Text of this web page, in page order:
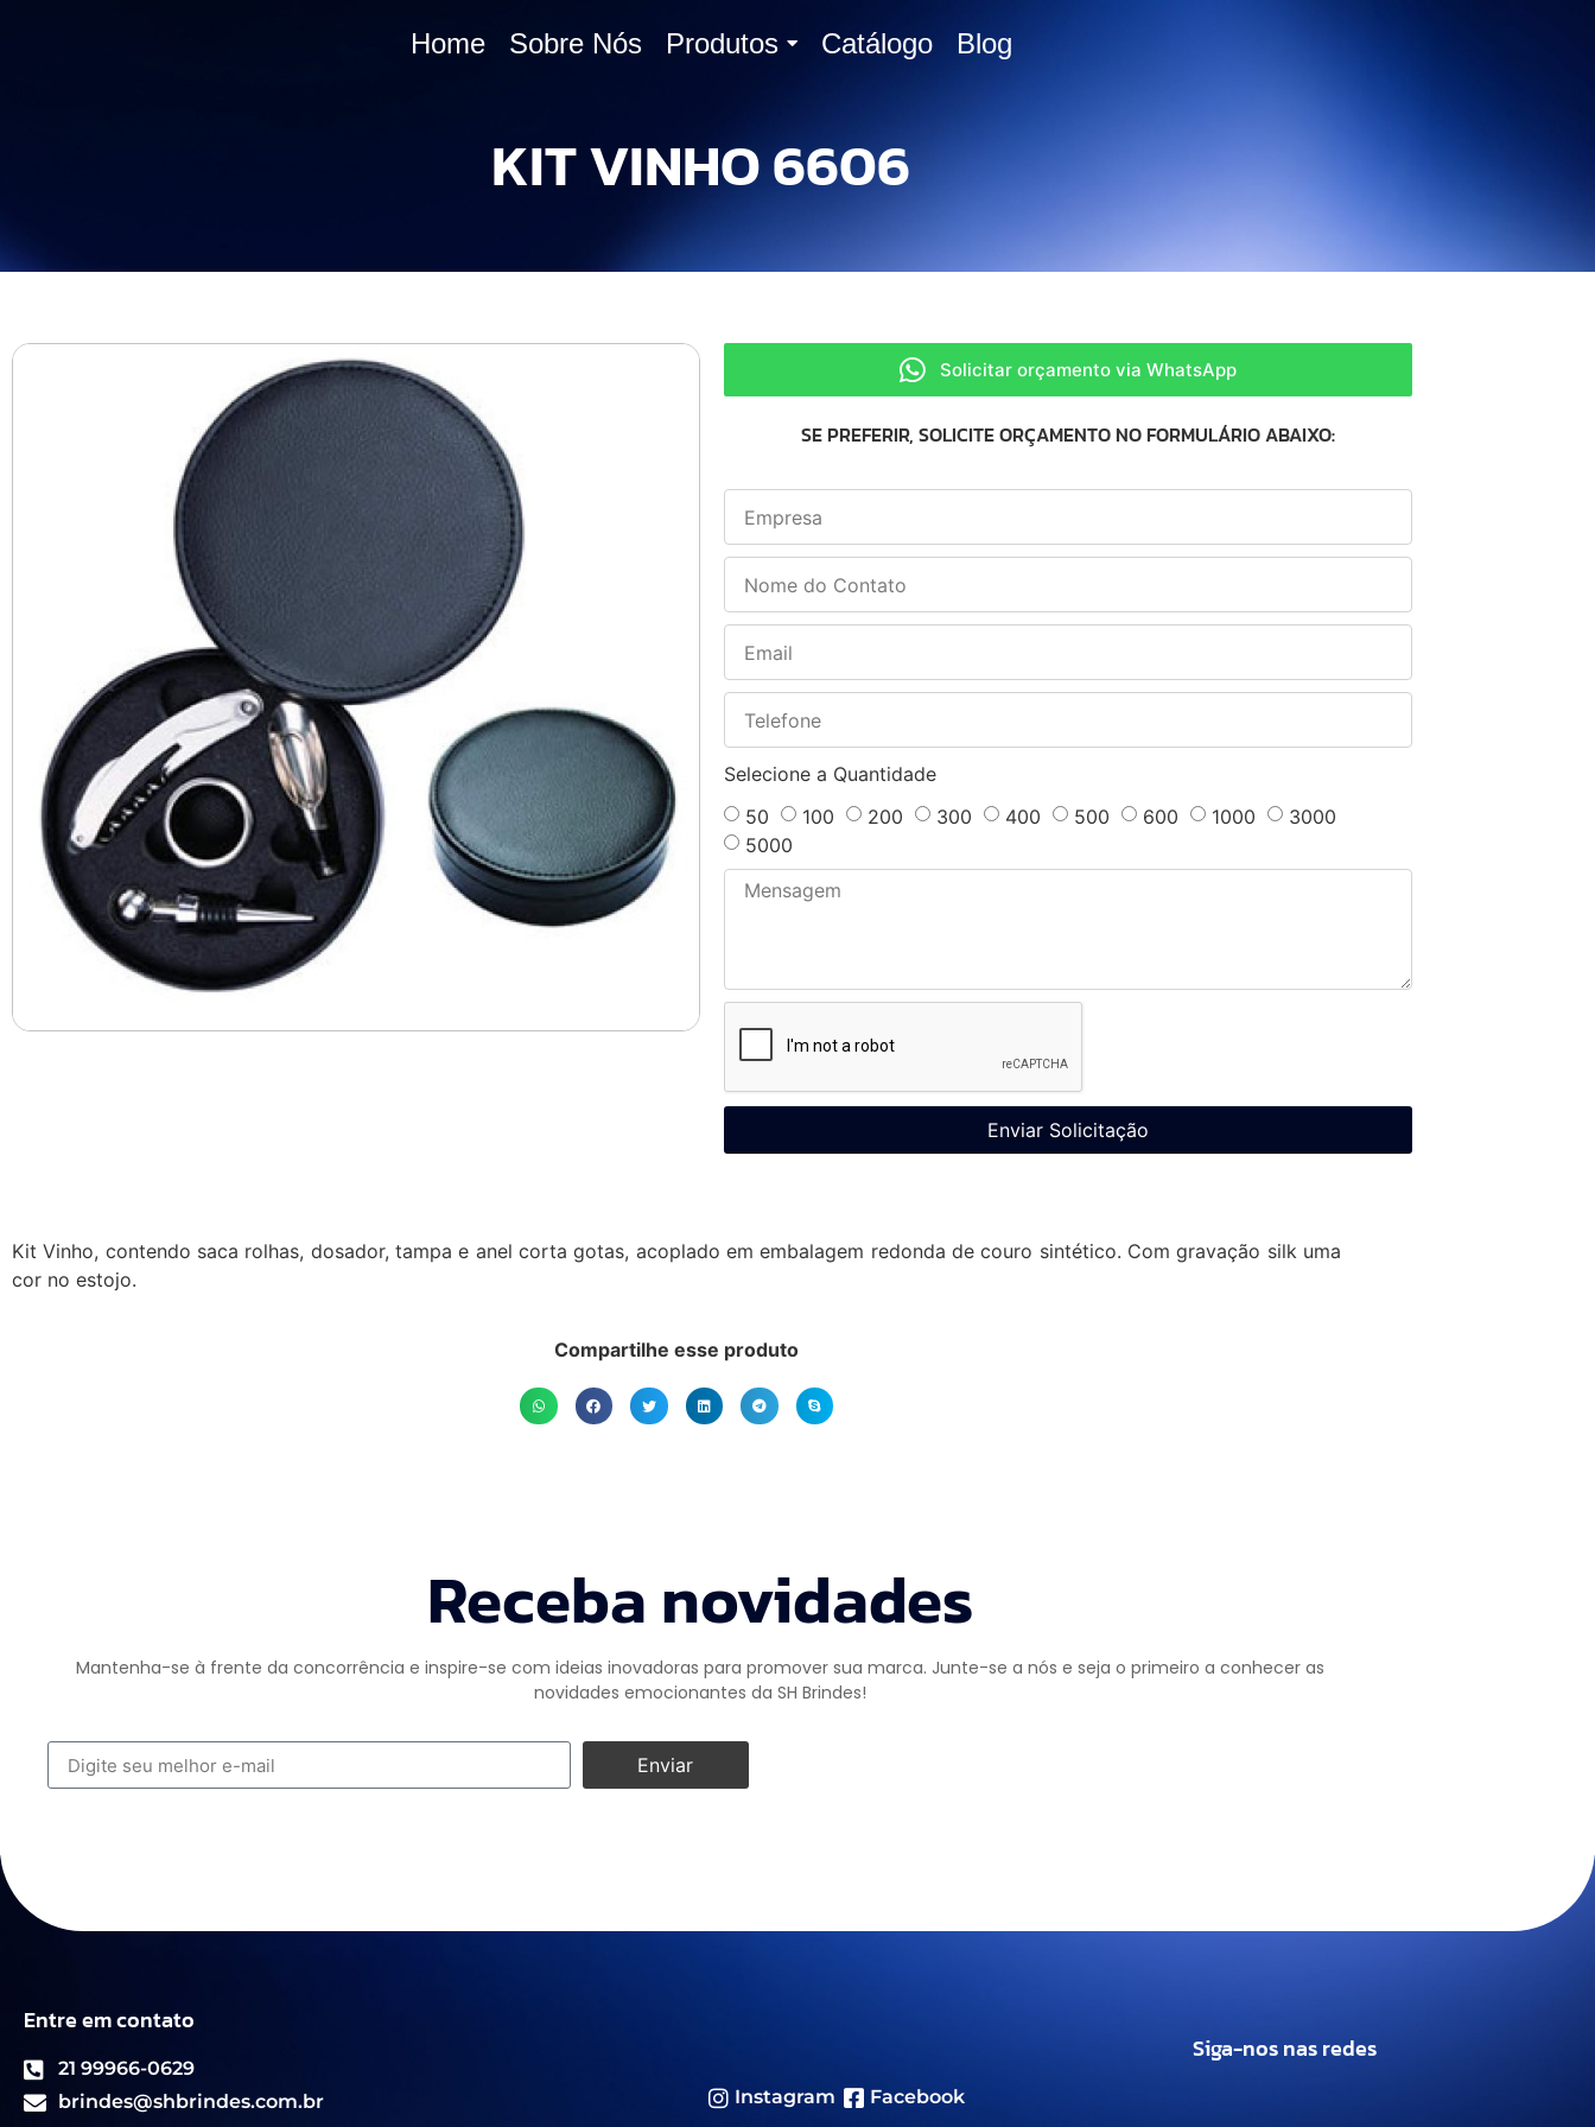
Home Sobre Nós Produtos Catálogo Blog
KIT VINHO 6606
Solicitar orçamento via WhatsApp
SE PREFERIR, SOLICITE ORÇAMENTO NO FORMULÁRIO ABAIXO:
Selecione a Quantidade
50
100 200 300 400 500 600 1000
3000
5000
Enviar Solicitação
Kit Vinho, contendo saca rolhas, dosador, tampa e anel corta gotas, acoplado em embalagem redonda de couro sintético. Com gravação silk uma
cor no estojo.
Compartilhe esse produto
Receba novidades
Mantenha-se à frente da concorrência e inspire-se com ideias inovadoras para promover sua marca. Junte-se a nós e seja o primeiro a conhecer as
novidades emocionantes da SH Brindes!
Enviar
Entre em contato
21 99966-0629
brindes@shbrindes.com.br
Siga-nos nas redes
Instagram Facebook